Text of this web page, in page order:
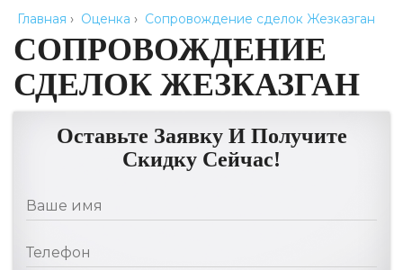
Главная › Оценка › Сопровождение сделок Жезказган
СОПРОВОЖДЕНИЕ
СДЕЛОК ЖЕЗКАЗГАН
Оставьте Заявку И Получите
Скидку Сейчас!